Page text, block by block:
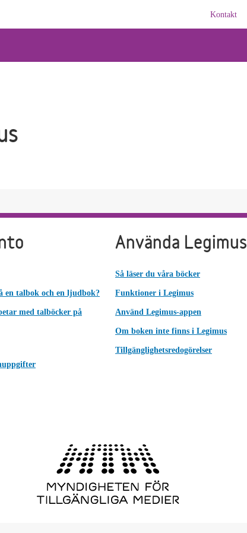
Kontakt
en talbok och en ljudbok?
med talböcker på
Använda Legimus
Så läser du våra böcker
Funktioner i Legimus
Använd Legimus-appen
Om boken inte finns i Legimus
Tillgänglighetsredogörelser